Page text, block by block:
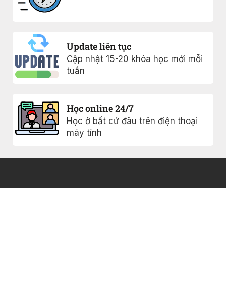
Update liên tục
Cập nhật 15-20 khóa học mới mỗi
tuần
Học online 24/7
Học ở bất cứ đâu trên điện thoại
máy tính